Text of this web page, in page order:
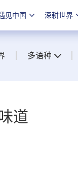
见中国 深耕世界
多语种
道